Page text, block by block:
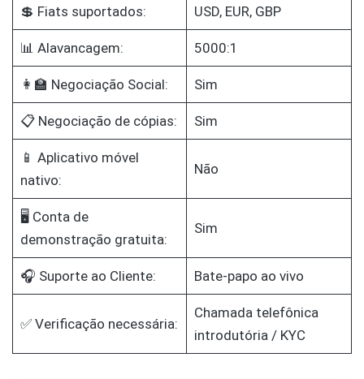
💲 Fiats suportados: USD, EUR, GBP
📊 Alavancagem: 5000:1
👩‍🏫 Negociação Social: Sim
📋 Negociação de cópias: Sim
📱 Aplicativo móvel
nativo:
Não
🖥️ Conta de
demonstração gratuita:
Sim
🎧 Suporte ao Cliente: Bate-papo ao vivo
✅ Verificação necessária:
Chamada telefônica
introdutória / KYC